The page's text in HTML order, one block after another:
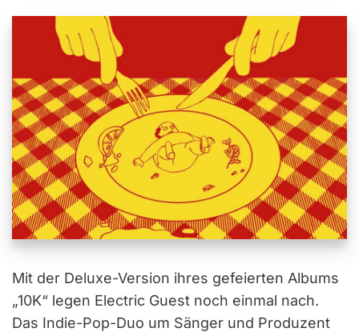
Mit der Deluxe-Version ihres gefeierten Albums
„10K“ legen Electric Guest noch einmal nach.
Das Indie-Pop-Duo um Sänger und Produzent